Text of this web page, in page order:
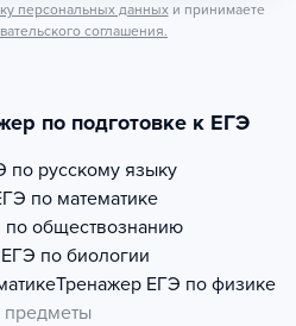
персональных данных и принимаете
соглашения.
по подготовке к ЕГЭ
по русскому языку
по математике
по обществознанию
ЕГЭ по биологии
Тренажер ЕГЭ по физике
предметы